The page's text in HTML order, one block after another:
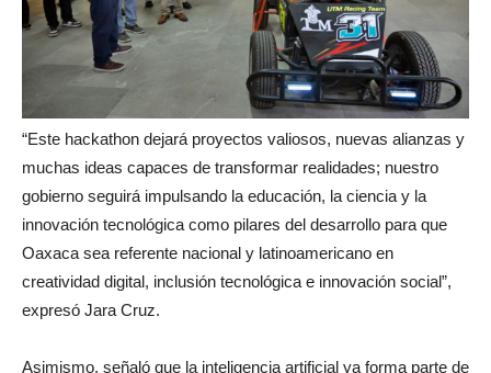
“Este hackathon dejará proyectos valiosos, nuevas alianzas y
muchas ideas capaces de transformar realidades; nuestro
gobierno seguirá impulsando la educación, la ciencia y la
innovación tecnológica como pilares del desarrollo para que
Oaxaca sea referente nacional y latinoamericano en
creatividad digital, inclusión tecnológica e innovación social”,
expresó Jara Cruz.
Asimismo, señaló que la inteligencia artificial ya forma parte de